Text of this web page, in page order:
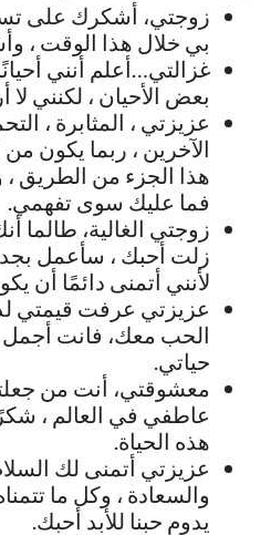
زوجتي، أشكرك على
بي خلال هذا الوقت ،
غزالتي…أعلم أنني
بعض الأحيان ، لكنني لا
عزيزتي ، المثابرة ،
الآخرين ، ربما يكون
هذا الجزء من الطريق ،
فما عليك سوى تفهمي.
زوجتي الغالية، طالما
زلت أحبك ، سأعمل بجد
لأنني أتمنى دائمًا أن
عزيزتي عرفت قيمتي
الحب معك، فانت أجمل
حياتي.
معشوقتي، أنت من
عاطفي في العالم ،
هذه الحياة.
عزيزتي أتمنى لك
والسعادة ، وكل ما
يدوم حبنا للأبد أحبك.